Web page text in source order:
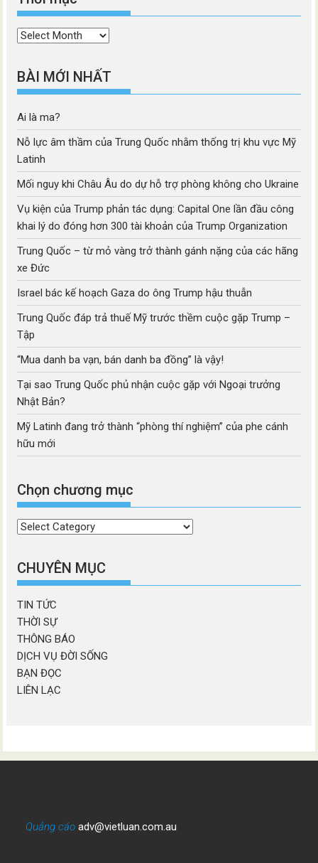
Thời
BÀI MỚI NHẤT
Ai là ma?
Nỗ lực âm thầm của Trung Quốc nhằm thống trị khu vực Mỹ
Latinh
Mối nguy khi Châu Âu do dự hỗ trợ phòng không cho Ukraine
Vụ kiện của Trump phản tác dụng: Capital One lần đầu công
khai lý do đóng hơn 300 tài khoản của Trump Organization
Trung Quốc – từ mỏ vàng trở thành gánh nặng của các hãng
xe Đức
Israel bác kế hoạch Gaza do ông Trump hậu thuẫn
Trung Quốc đáp trả thuế Mỹ trước thềm cuộc gặp Trump –
Tập
“Mua danh ba vạn, bán danh ba đồng” là vậy!
Tại sao Trung Quốc phủ nhận cuộc gặp với Ngoại trưởng
Nhật Bản?
Mỹ Latinh đang trở thành “phòng thí nghiệm” của phe cánh
hữu mới
Chọn chương mục
Chọn
mục
CHUYÊN MỤC
TIN TỨC
THỜI SỰ
THÔNG BÁO
DỊCH VỤ ĐỜI SỐNG
BẠN ĐỌC
LIÊN LẠC
Quảng cáo adv@vietluan.com.au